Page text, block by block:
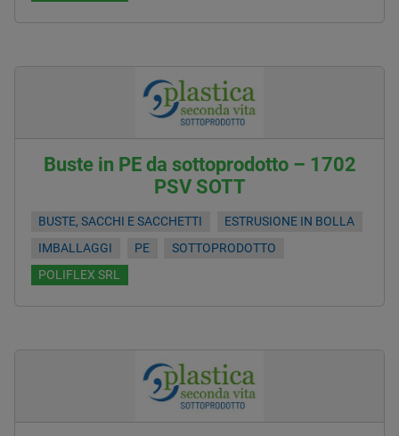
Buste in PE da sottoprodotto – 1702
PSV SOTT
BUSTE, SACCHI E SACCHETTI
ESTRUSIONE IN BOLLA
IMBALLAGGI
PE
SOTTOPRODOTTO
POLIFLEX SRL